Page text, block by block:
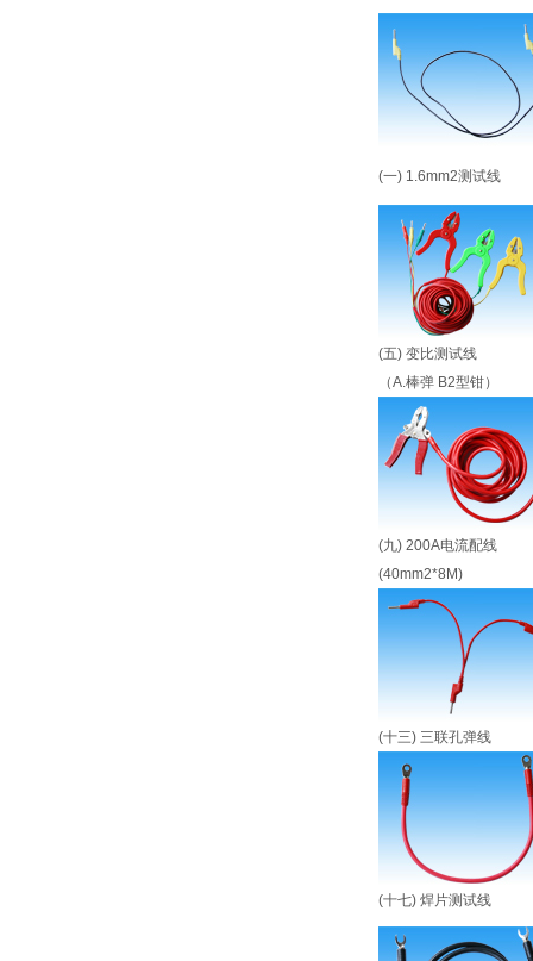
(一) 1.6mm2测试线
(五) 变比测试线
（A.棒弹 B2型钳）
(九) 200A电流配线
(40mm2*8M)
(十三) 三联孔弹线
(十七) 焊片测试线